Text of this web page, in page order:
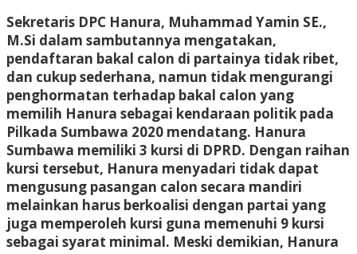
Sekretaris DPC Hanura, Muhammad Yamin SE.,
M.Si dalam sambutannya mengatakan,
pendaftaran bakal calon di partainya tidak ribet,
dan cukup sederhana, namun tidak mengurangi
penghormatan terhadap bakal calon yang
memilih Hanura sebagai kendaraan politik pada
Pilkada Sumbawa 2020 mendatang. Hanura
Sumbawa memiliki 3 kursi di DPRD. Dengan raihan
kursi tersebut, Hanura menyadari tidak dapat
mengusung pasangan calon secara mandiri
melainkan harus berkoalisi dengan partai yang
juga memperoleh kursi guna memenuhi 9 kursi
sebagai syarat minimal. Meski demikian, Hanura